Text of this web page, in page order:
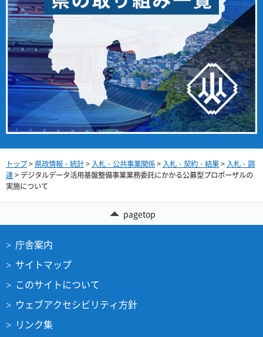
トップ> 県政情報・統計> 入札・公共事業関係> 入札・契約・結果> 入札・調
達> デジタルデータ活用基盤整備事業業務委託にかかる公募型プロポーザルの
実施について
pagetop
庁舎案内
サイトマップ
このサイトについて
ウェブアクセシビリティ方針
リンク集